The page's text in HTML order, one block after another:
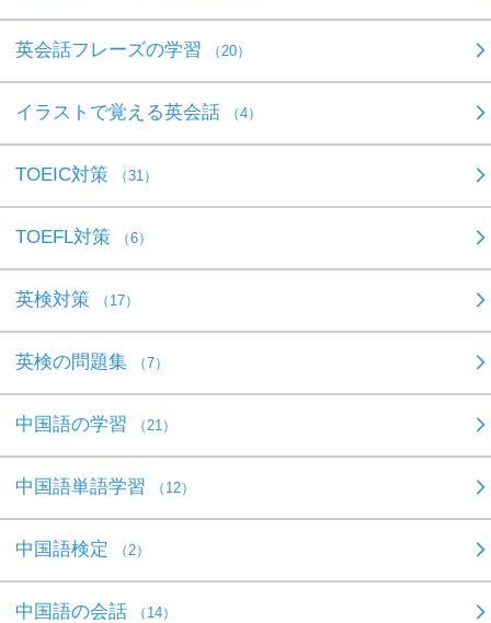
英会話フレーズの学習 （20）
イラストで覚える英会話 （4）
TOEIC対策 （31）
TOEFL対策 （6）
英検対策 （17）
英検の問題集 （7）
中国語の学習 （21）
中国語単語学習 （12）
中国語検定 （2）
中国語の会話 （14）